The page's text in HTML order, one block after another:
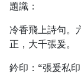
題識：
冷香飛上詩句。
正，大千張爰。
鈐印：“張爰私